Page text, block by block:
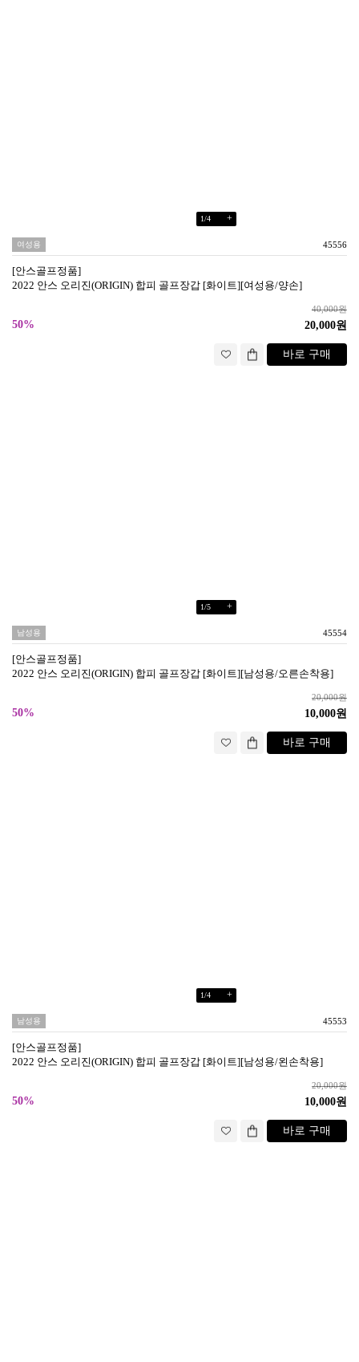
1 /4 +
여성용 45556
[안스골프정품]
2022 안스 오리진(ORIGIN) 합피 골프장갑 [화이트][여성용/양손]
40,000원
50% 20,000원
바로 구매
1 /5 +
남성용 45554
[안스골프정품]
2022 안스 오리진(ORIGIN) 합피 골프장갑 [화이트][남성용/오른손착용]
20,000원
50% 10,000원
바로 구매
1 /4 +
남성용 45553
[안스골프정품]
2022 안스 오리진(ORIGIN) 합피 골프장갑 [화이트][남성용/왼손착용]
20,000원
50% 10,000원
바로 구매